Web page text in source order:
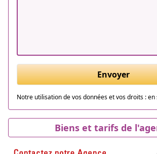
Envoyer
Notre utilisation de vos données et vos droits :en
Biens et tarifs de